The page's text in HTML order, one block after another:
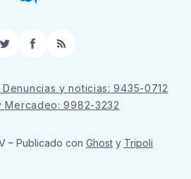
TwitterFacebook
RSS
y noticias: 9435-0712
Mercadeo: 9982-3232
– Publicado con Ghosty Tripoli